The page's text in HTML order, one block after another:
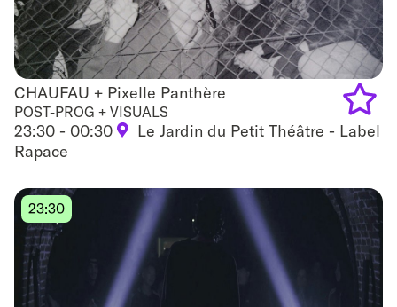
CHAUFAU + Pixelle Panthère
CHAUFAU + Pixelle Panthère
POST-PROG + VISUALS
23:30 - 00:30
Le Jardin du Petit Théâtre - Label
Rapace
Add
23:30